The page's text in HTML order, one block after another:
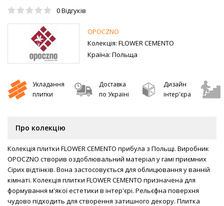
0Відгуків
OPOCZNO
Колекція: FLOWER CEMENTO
Країна: Польща
Укладання
плитки
Доставка
по Україні
Дизайн
інтер'єра
Про колекцію
Колекція плитки FLOWER CEMENTO прибула з Польщі. Виробник
OPOCZNO створив оздоблювальний матеріал у гамі приємних
Сірих відтінків. Вона застосовується для облицювання у ванній
кімнаті. Колекція плитки FLOWER CEMENTO призначена для
формування м'якої естетики в інтер'єрі. Рельєфна поверхня
чудово підходить для створення затишного декору. Плитка